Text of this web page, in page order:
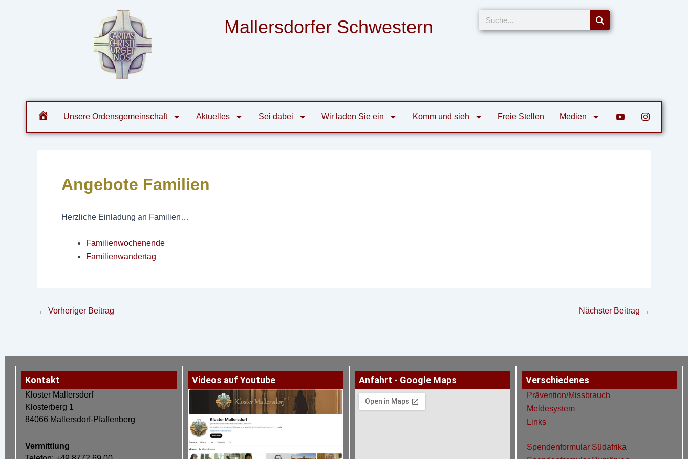
Mallersdorfer Schwestern
Suche
Unsere Ordensgemeinschaft Aktuelles Sei dabei Wir laden Sie ein Komm und sieh Freie Stellen Medien
Angebote Familien
Herzliche Einladung an Familien…
Familienwochenende
Familienwandertag
← Vorheriger Beitrag Nächster Beitrag →
Kontakt
Kloster Mallersdorf
Klosterberg 1
84066 Mallersdorf-Pfaffenberg
Vermittlung
Videos auf Youtube Anfahrt - Google Maps Verschiedenes
Prävention/Missbrauch
Meldesystem
Links
Spendenformular Südafrika